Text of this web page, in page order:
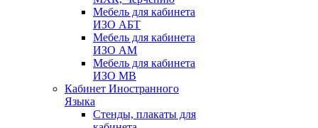
Мебель для кабинета
ИЗО АБТ
Мебель для кабинета
ИЗО АМ
Мебель для кабинета
ИЗО МВ
Кабинет Иностранного
Языка
Стенды, плакаты для